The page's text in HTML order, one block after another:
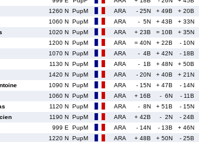
1260 N PupM ARA - 25N + 49B + 20B
1060 N PupM ARA - 5N + 43B + 33N
1020 N PupM ARA + 23B = 10B + 35N
1200 N PupM ARA = 40N + 22B - 10N
1070 N PupM ARA - 4B + 42N - 18B
1130 N PupM ARA - 1B + 48N + 50B
1420 N PupM ARA - 20N + 40B + 21N
1090 N PupM ARA - 15N + 47B - 14N
1060 N PupM ARA + 16B - 6N - 11B
1120 N PupM ARA - 8N + 51B - 15N
1190 N PupM ARA + 42B - 2N - 24B
999 E PupM ARA - 14N - 13B + 46N
1220 N PupM ARA + 48B + 50N - 25B